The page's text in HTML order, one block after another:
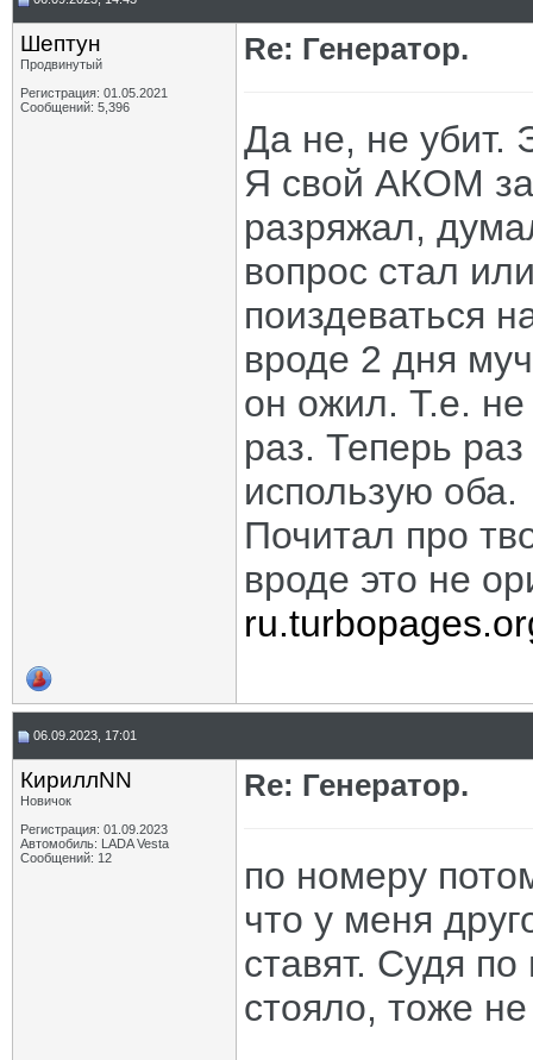
Шептун
Продвинутый
Регистрация: 01.05.2021
Сообщений: 5,396
Re: Генератор.
Да не, не убит.
Я свой АКОМ
разряжал,
вопрос стал
поиздеваться
вроде 2 дня
он ожил. Т.е.
раз. Теперь
использую оба.
Почитал про
вроде это не
06.09.2023, 17:01
КириллNN
Новичок
Регистрация: 01.09.2023
Автомобиль: LADA Vesta
Сообщений: 12
Re: Генератор.
по номеру
что у меня
ставят. Судя по
стояло, тоже